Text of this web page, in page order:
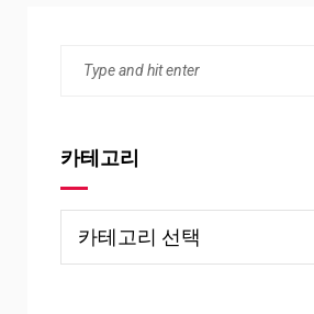
카테고리
고